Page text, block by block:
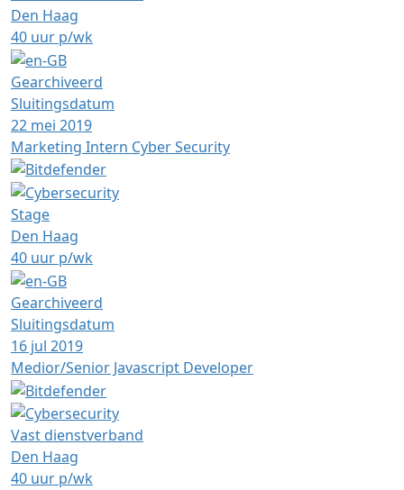
Den Haag
40 uur p/wk
Gearchiveerd
Sluitingsdatum
22 mei 2019
Marketing Intern Cyber Security
Stage
Den Haag
40 uur p/wk
Gearchiveerd
Sluitingsdatum
16 jul 2019
Medior/Senior Javascript Developer
Vast dienstverband
Den Haag
40 uur p/wk